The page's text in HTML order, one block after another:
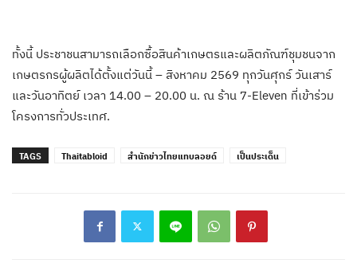
ทั้งนี้ ประชาชนสามารถเลือกซื้อสินค้าเกษตรและผลิตภัณฑ์ชุมชนจาก
เกษตรกรผู้ผลิตได้ตั้งแต่วันนี้ – สิงหาคม 2569 ทุกวันศุกร์ วันเสาร์
และวันอาทิตย์ เวลา 14.00 – 20.00 น. ณ ร้าน 7-Eleven ที่เข้าร่วม
โครงการทั่วประเทศ.
TAGS Thaitabloid สำนักข่าวไทยแทบลอยด์ เป็นประเด็น